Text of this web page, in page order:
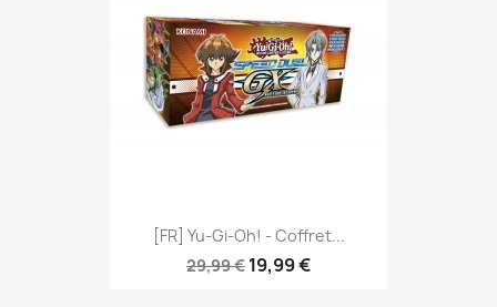
[FR] Yu-Gi-Oh! - Coffret...
29,99 € 19,99 €